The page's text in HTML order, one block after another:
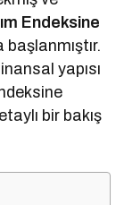
Endeksine
yapısı
bir bakış